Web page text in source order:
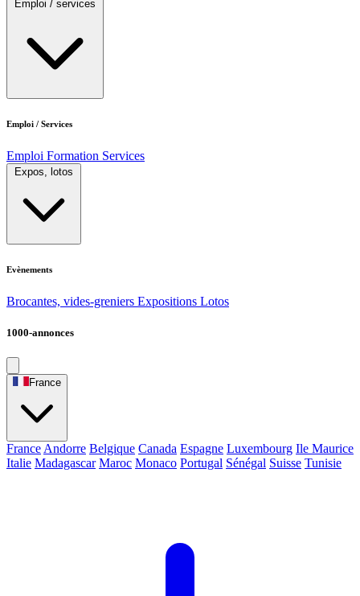
Emploi / services
Emploi / Services
Emploi Formation Services
Expos, lotos
Evènements
Brocantes, vides-greniers Expositions Lotos
1000-annonces
France
France Andorre Belgique Canada Espagne Luxembourg Ile Maurice
Italie Madagascar Maroc Monaco Portugal Sénégal Suisse Tunisie